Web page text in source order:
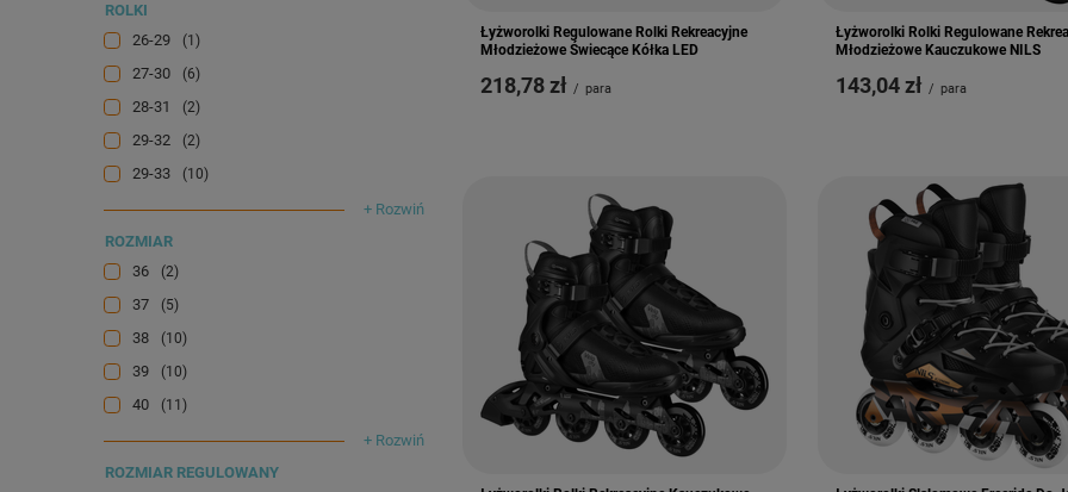
ROLKI
26-29
1
27-30 6
28-31 2
29-32 2
29-33 10
+ Rozwiń
ROZMIAR
36
2
37 5
38 10
39 10
40 11
+ Rozwiń
ROZMIAR REGULOWANY
Łyżworolki Regulowane Rolki Rekreacyjne
Młodzieżowe Świecące Kółka LED
218,78 zł / para
Łyżworolki Rolki Regulowane
Młodzieżowe Kauczukowe NILS
143,04 zł / para